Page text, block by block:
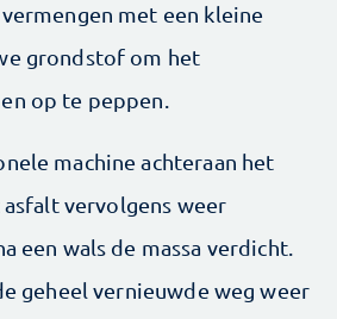
met een kleine
grondstof om het
op te peppen.
machine achteraan het
vervolgens weer
een wals de massa verdicht.
geheel vernieuwde weg weer